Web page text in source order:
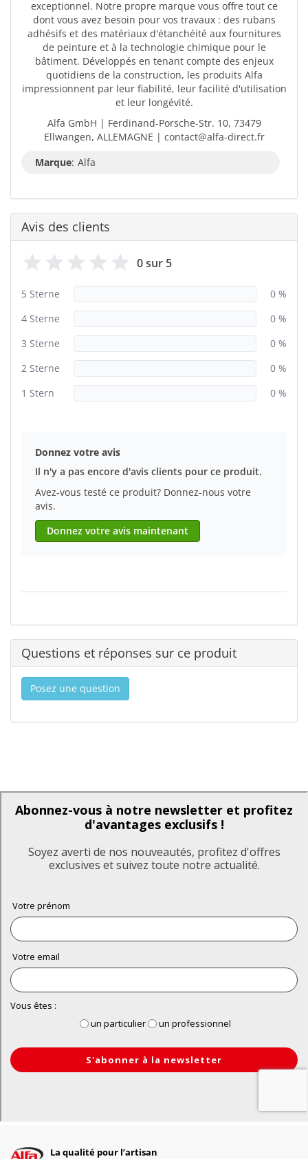
exceptionnel. Notre propre marque vous offre tout ce
dont vous avez besoin pour vos travaux : des rubans
adhésifs et des matériaux d'étanchéité aux fournitures
de peinture et à la technologie chimique pour le
bâtiment. Développés en tenant compte des enjeux
quotidiens de la construction, les produits Alfa
impressionnent par leur fiabilité, leur facilité d'utilisation
et leur longévité.
Alfa GmbH | Ferdinand-Porsche-Str. 10, 73479
Ellwangen, ALLEMAGNE | contact@alfa-direct.fr
Marque: Alfa
Avis des clients
0 sur 5
5 Sterne
0 %
4 Sterne
0 %
3 Sterne
0 %
2 Sterne
0 %
1 Stern
0 %
Donnez votre avis
Il n'y a pas encore d'avis clients pour ce produit.
Avez-vous testé ce produit? Donnez-nous votre
avis.
Donnez votre avis maintenant
Questions et réponses sur ce produit
Posez une question
La qualité pour l’artisan